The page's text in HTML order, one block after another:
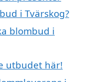
i Tvärskog?
blombud i
utbudet här!